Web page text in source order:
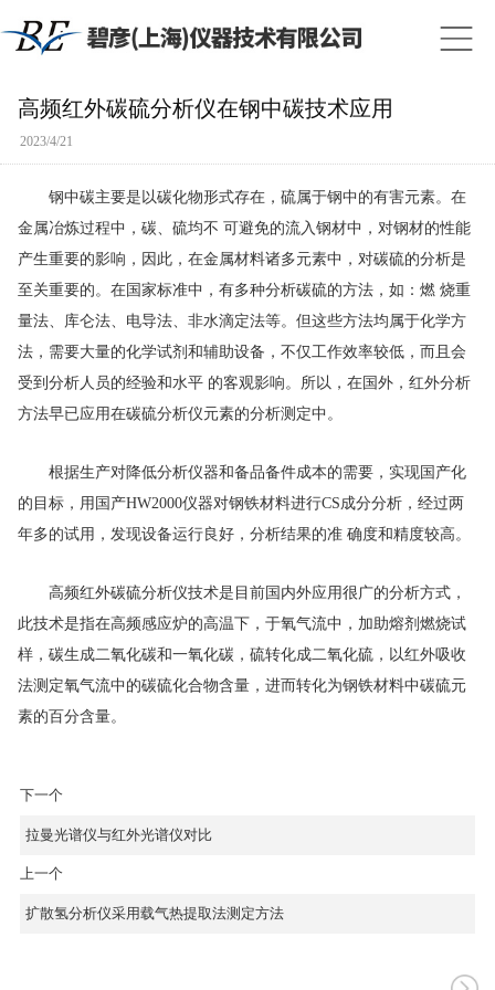
高频红外碳硫分析仪在钢中碳技术应用
2023/4/21
钢中碳主要是以碳化物形式存在，硫属于钢中的有害元素。在
金属冶炼过程中，碳、硫均不 可避免的流入钢材中，对钢材的性能
产生重要的影响，因此，在金属材料诸多元素中，对碳硫的分析是
至关重要的。在国家标准中，有多种分析碳硫的方法，如：燃 烧重
量法、库仑法、电导法、非水滴定法等。但这些方法均属于化学方
法，需要大量的化学试剂和辅助设备，不仅工作效率较低，而且会
受到分析人员的经验和水平 的客观影响。所以，在国外，红外分析
方法早已应用在碳硫分析仪元素的分析测定中。
根据生产对降低分析仪器和备品备件成本的需要，实现国产化
的目标，用国产HW2000仪器对钢铁材料进行CS成分分析，经过两
年多的试用，发现设备运行良好，分析结果的准 确度和精度较高。
高频红外碳硫分析仪技术是目前国内外应用很广的分析方式，
此技术是指在高频感应炉的高温下，于氧气流中，加助熔剂燃烧试
样，碳生成二氧化碳和一氧化碳，硫转化成二氧化硫，以红外吸收
法测定氧气流中的碳硫化合物含量，进而转化为钢铁材料中碳硫元
素的百分含量。
下一个
拉曼光谱仪与红外光谱仪对比
上一个
扩散氢分析仪采用载气热提取法测定方法